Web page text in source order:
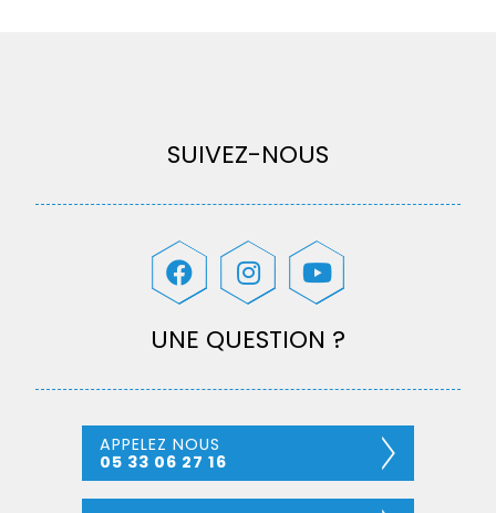
SUIVEZ-NOUS
UNE QUESTION ?
APPELEZ NOUS
05 33 06 27 16